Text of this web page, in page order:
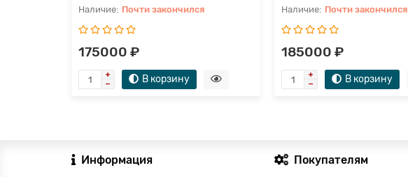
Почти закончился
175000 ₽
В корзину
Почти закончился
185000 ₽
В корзину
Информация Покупателям